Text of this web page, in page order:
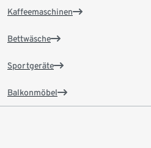
Kaffeemaschinen
Bettwäsche
Sportgeräte
Balkonmöbel